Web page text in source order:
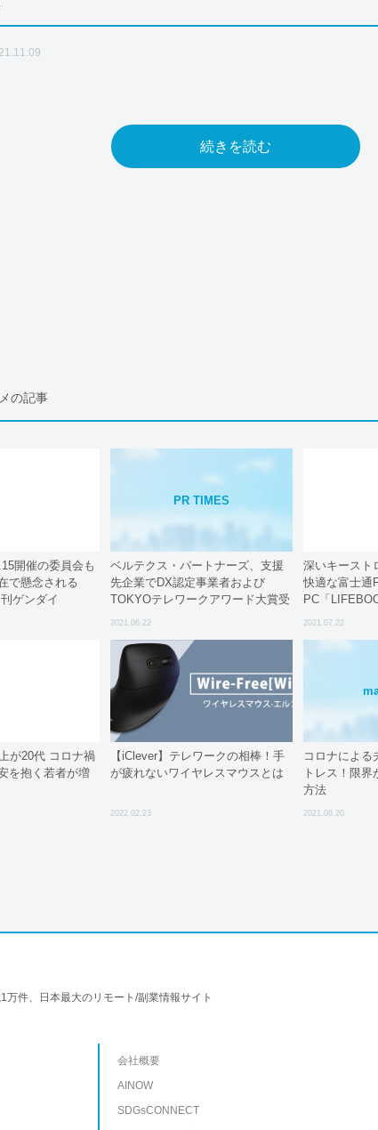
続きを読む
の記事
開催の委員会も
で懸念される
ゲンダイ
PR TIMES
ベルテクス・パートナーズ、支援
先企業でDX認定事業者および
TOKYOテレワークアワード大賞受
2021.06.22
深いキースト
快適な富士通
PC「
2021.07.22
が20代 コロナ禍
を抱く若者が増
【iClever】テレワークの相棒！手
が疲れないワイヤレスマウスとは
2022.02.23
コロナによる
トレス！限
方法
2021.08.20
万件、日本最大のリモート/副業情報サイト
会社概要
AINOW
SDGsCONNECT